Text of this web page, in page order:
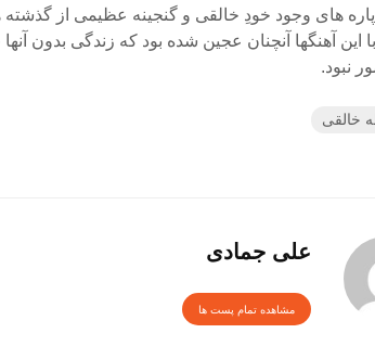
پاره های وجود خودِ خالقی و گنجینه عظیمی از
این آهنگها آنچنان عجین شده بود که زندگی بدون
نبود.
خالقی
علی جمادی
مشاهده تمام پست ها